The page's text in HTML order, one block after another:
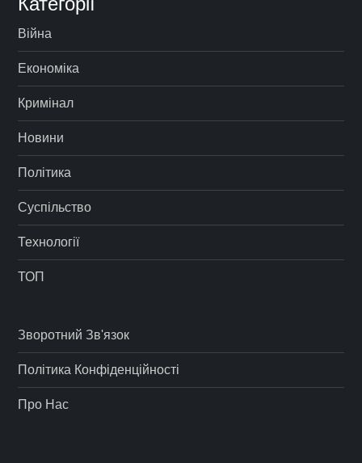
Війна
Економіка
Кримінал
Новини
Політика
Суспільство
Технології
ТОП
Зворотний Зв'язок
Політика Конфіденційності
Про Нас